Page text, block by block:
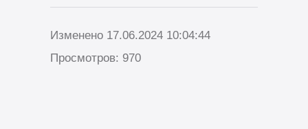
Изменено 17.06.2024 10:04:44
Просмотров: 970